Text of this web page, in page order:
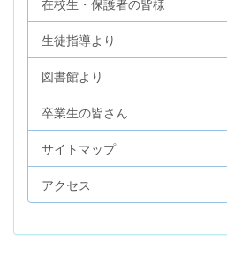
生徒指導より
図書館より
卒業生の皆さん
サイトマップ
アクセス